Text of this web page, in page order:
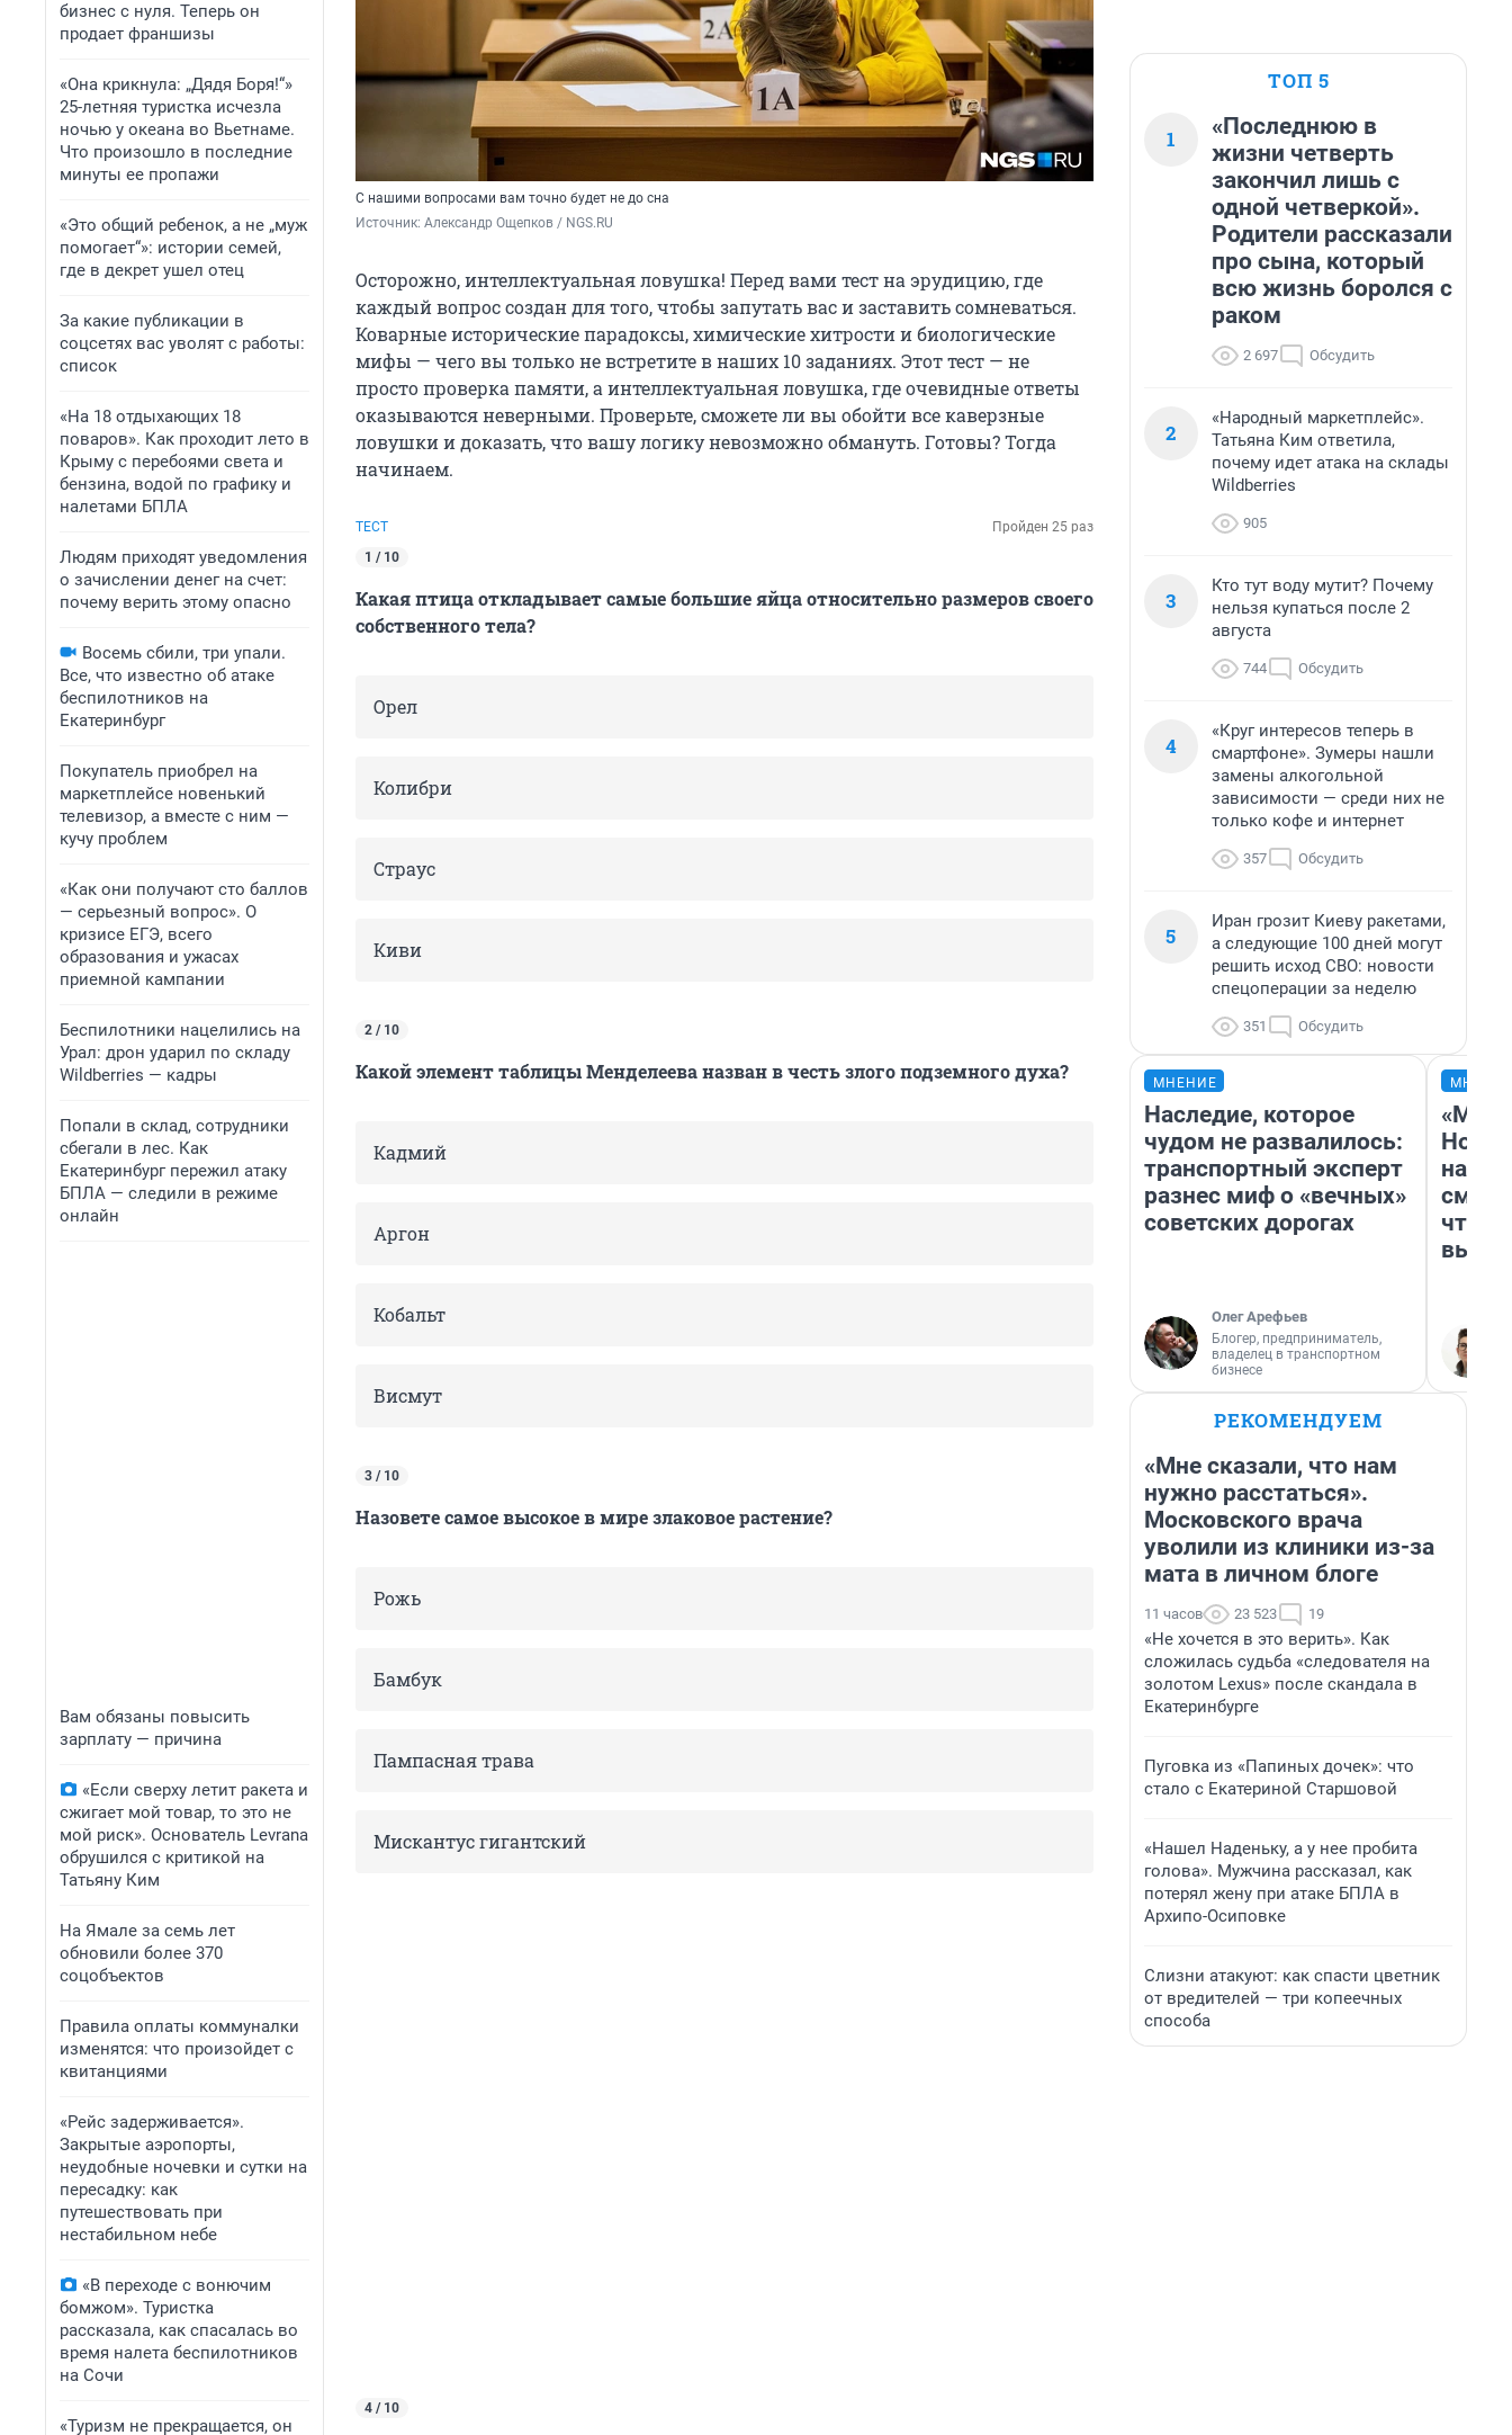
бизнес с нуля. Теперь он
продает франшизы
«Она крикнула: „Дядя Боря!“»
25-летняя туристка исчезла
ночью у океана во Вьетнаме.
Что произошло в последние
минуты ее пропажи
«Это общий ребенок, а не „муж
помогает“»: истории семей,
где в декрет ушел отец
За какие публикации в
соцсетях вас уволят с работы:
список
«На 18 отдыхающих 18
поваров». Как проходит лето в
Крыму с перебоями света и
бензина, водой по графику и
налетами БПЛА
Людям приходят уведомления
о зачислении денег на счет:
почему верить этому опасно
Восемь сбили, три упали.
Все, что известно об атаке
беспилотников на
Екатеринбург
Покупатель приобрел на
маркетплейсе новенький
телевизор, а вместе с ним —
кучу проблем
«Как они получают сто баллов
— серьезный вопрос». О
кризисе ЕГЭ, всего
образования и ужасах
приемной кампании
Беспилотники нацелились на
Урал: дрон ударил по складу
Wildberries — кадры
Попали в склад, сотрудники
сбегали в лес. Как
Екатеринбург пережил атаку
БПЛА — следили в режиме
онлайн
Вам обязаны повысить
зарплату — причина
«Если сверху летит ракета и
сжигает мой товар, то это не
мой риск». Основатель Levrana
обрушился с критикой на
Татьяну Ким
На Ямале за семь лет
обновили более 370
соцобъектов
Правила оплаты коммуналки
изменятся: что произойдет с
квитанциями
«Рейс задерживается».
Закрытые аэропорты,
неудобные ночевки и сутки на
пересадку: как
путешествовать при
нестабильном небе
«В переходе с вонючим
бомжом». Туристка
рассказала, как спасалась во
время налета беспилотников
на Сочи
«Туризм не прекращается, он
С нашими вопросами вам точно будет не до сна
Источник: Александр Ощепков / NGS.RU
Осторожно, интеллектуальная ловушка! Перед вами тест на эрудицию, где
каждый вопрос создан для того, чтобы запутать вас и заставить сомневаться.
Коварные исторические парадоксы, химические хитрости и биологические
мифы — чего вы только не встретите в наших 10 заданиях. Этот тест — не
просто проверка памяти, а интеллектуальная ловушка, где очевидные ответы
оказываются неверными. Проверьте, сможете ли вы обойти все каверзные
ловушки и доказать, что вашу логику невозможно обмануть. Готовы? Тогда
начинаем.
ТЕСТ
Пройден 25 раз
1 / 10
Какая птица откладывает самые большие яйца относительно размеров своего
собственного тела?
Орел
Колибри
Страус
Киви
2 / 10
Какой элемент таблицы Менделеева назван в честь злого подземного духа?
Кадмий
Аргон
Кобальт
Висмут
3 / 10
Назовете самое высокое в мире злаковое растение?
Рожь
Бамбук
Пампасная трава
Мискантус гигантский
4 / 10
ТОП 5
1
«Последнюю в
жизни четверть
закончил лишь с
одной четверкой».
Родители рассказали
про сына, который
всю жизнь боролся с
раком
2 697 Обсудить
2
«Народный маркетплейс».
Татьяна Ким ответила,
почему идет атака на склады
Wildberries
905
3
Кто тут воду мутит? Почему
нельзя купаться после 2
августа
744 Обсудить
4
«Круг интересов теперь в
смартфоне». Зумеры нашли
замены алкогольной
зависимости — среди них не
только кофе и интернет
357 Обсудить
5
Иран грозит Киеву ракетами,
а следующие 100 дней могут
решить исход СВО: новости
спецоперации за неделю
351 Обсудить
МНЕНИЕ
Наследие, которое
чудом не развалилось:
транспортный эксперт
разнес миф о «вечных»
советских дорогах
Олег Арефьев
Блогер, предприниматель,
владелец в транспортном
бизнесе
«Мы
РЕКОМЕНДУЕМ
«Мне сказали, что нам
нужно расстаться».
Московского врача
уволили из клиники из-за
мата в личном блоге
11 часов 23 523 19
«Не хочется в это верить». Как
сложилась судьба «следователя на
золотом Lexus» после скандала в
Екатеринбурге
Пуговка из «Папиных дочек»: что
стало с Екатериной Старшовой
«Нашел Наденьку, а у нее пробита
голова». Мужчина рассказал, как
потерял жену при атаке БПЛА в
Архипо-Осиповке
Слизни атакуют: как спасти цветник
от вредителей — три копеечных
способа